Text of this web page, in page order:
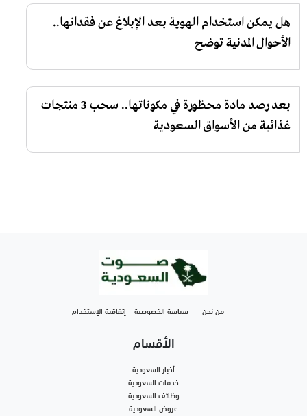
هل يمكن استخدام الهوية بعد الإبلاغ عن فقدانها..
الأحوال المدنية توضح
بعد رصد مادة محظورة في مكوناتها.. سحب 3 منتجات
غذائية من الأسواق السعودية
من نحن سياسة الخصوصية إتفاقية الإستخدام
الأقسام
أخبار السعودية
خدمات السعودية
وظائف السعودية
عروض السعودية